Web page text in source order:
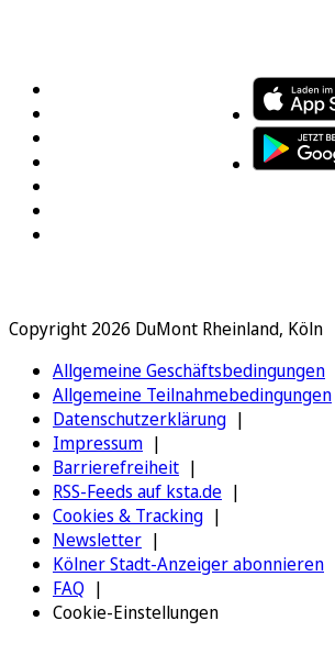
Copyright 2026 DuMont Rheinland, Köln
Allgemeine Geschäftsbedingungen
Allgemeine Teilnahmebedingungen
Datenschutzerklärung
Impressum
Barrierefreiheit
RSS-Feeds auf ksta.de
Cookies & Tracking
Newsletter
Kölner Stadt-Anzeiger abonnieren
FAQ
Cookie-Einstellungen